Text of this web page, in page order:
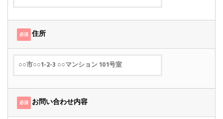
必須 住所
必須 お問い合わせ内容